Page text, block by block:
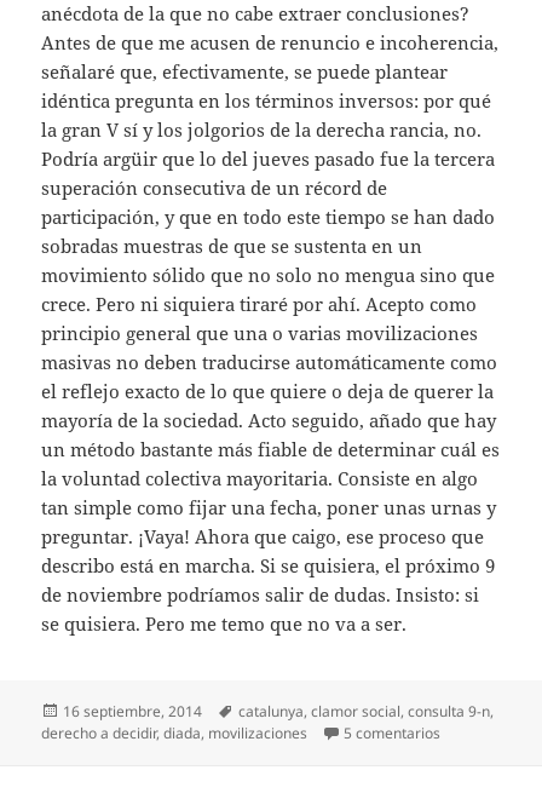
anécdota de la que no cabe extraer conclusiones?
Antes de que me acusen de renuncio e incoherencia,
señalaré que, efectivamente, se puede plantear
idéntica pregunta en los términos inversos: por qué
la gran V sí y los jolgorios de la derecha rancia, no.
Podría argüir que lo del jueves pasado fue la tercera
superación consecutiva de un récord de
participación, y que en todo este tiempo se han dado
sobradas muestras de que se sustenta en un
movimiento sólido que no solo no mengua sino que
crece. Pero ni siquiera tiraré por ahí. Acepto como
principio general que una o varias movilizaciones
masivas no deben traducirse automáticamente como
el reflejo exacto de lo que quiere o deja de querer la
mayoría de la sociedad. Acto seguido, añado que hay
un método bastante más fiable de determinar cuál es
la voluntad colectiva mayoritaria. Consiste en algo
tan simple como fijar una fecha, poner unas urnas y
preguntar. ¡Vaya! Ahora que caigo, ese proceso que
describo está en marcha. Si se quisiera, el próximo 9
de noviembre podríamos salir de dudas. Insisto: si
se quisiera. Pero me temo que no va a ser.
Publicado
el
16 septiembre, 2014 Etiquetas
catalunya,clamor social,consulta 9-n,
derecho a decidir,diada, movilizaciones 5 comentarios